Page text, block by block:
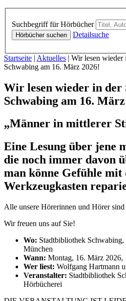
Suchbegriff für Hörbücher
Hörbücher suchen Detailsuche
Sie sind hier:
Startseite | Aktuelles | Wir lesen wieder
Schwabing am 16. März 2026!
Wir lesen wieder in
Schwabing am 16.
„Männer in mittlerer
Eine Lesung über jene
die noch immer davon
man könne Gefühle mit
Werkzeugkasten
Alle unsere Hörerinnen und Hörer
Wir freuen uns auf Sie!
Wo: Stadtbibliothek
München
Wann: Montag, 16. März 2026,
Wer liest: Wolfgang Hartmann
Veranstalter: Stadtbibliothek
Hörbücherei